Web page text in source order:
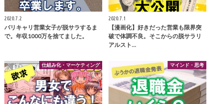
2020.7.2
バリキャリ営業女子が脱サラするま
で。年収1000万を捨てました。
2020.7.1
【漫画化】好きだった営業も限界突
破で体調不良。そこからの脱サラリ
アルスト…
仕組み化・マーケティング マインド・思考